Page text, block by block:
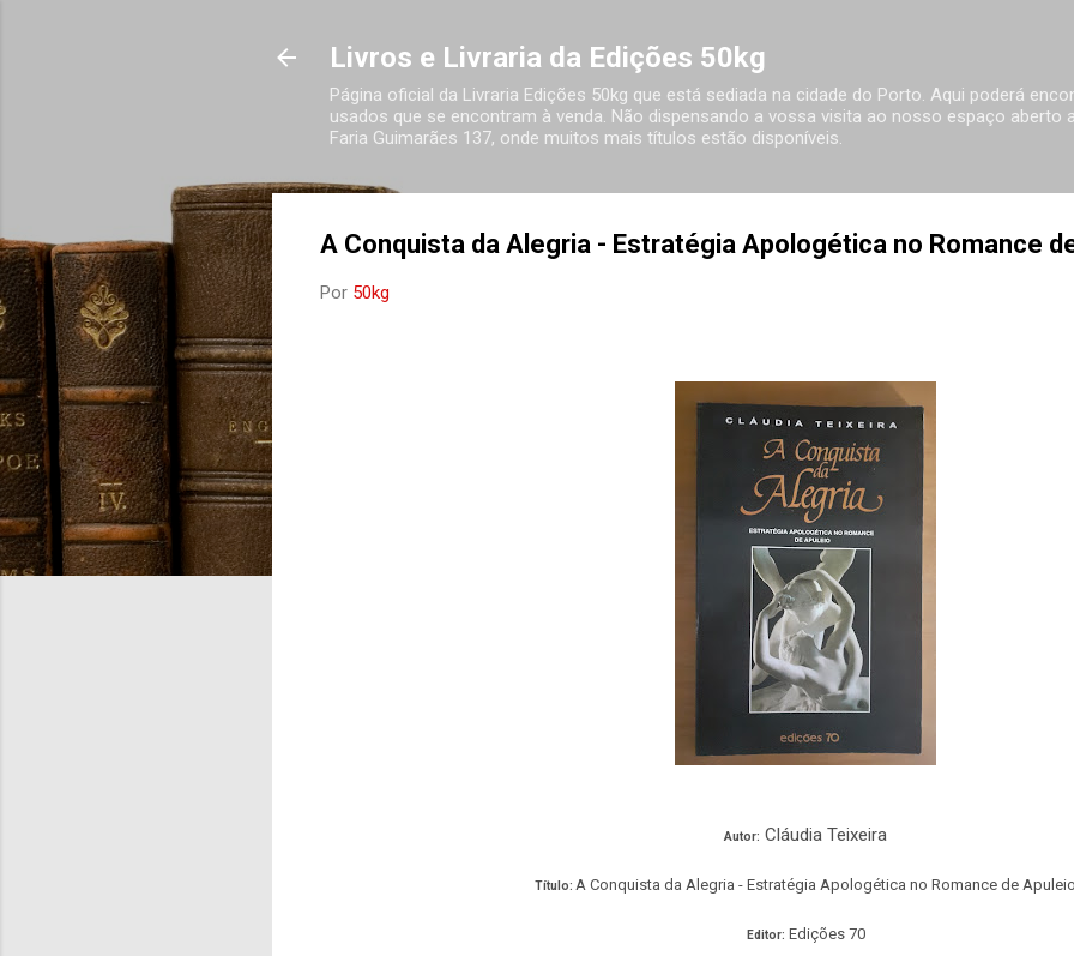
Livros e Livraria da Edições 50kg
Página oficial da Livraria Edições 50kg que está sediada na cidade do Porto. Aqui poderá
usados que se encontram à venda. Não dispensando a vossa visita ao nosso espaço aberto
Faria Guimarães 137, onde muitos mais títulos estão disponíveis.
A Conquista da Alegria - Estratégia Apologética no Romance
Por 50kg
Autor: Cláudia Teixeira
Título: A Conquista da Alegria - Estratégia Apologética no Romance de
Editor: Edições 70